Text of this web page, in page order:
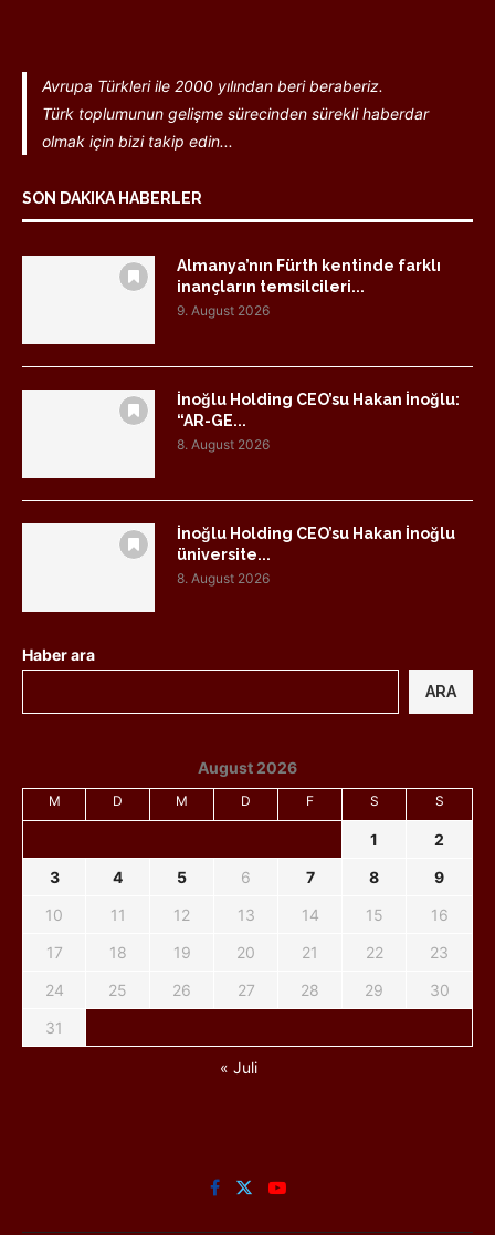
Avrupa Türkleri ile 2000 yılından beri beraberiz.
Türk toplumunun gelişme sürecinden sürekli haberdar
olmak için bizi takip edin...
SON DAKIKA HABERLER
Almanya’nın Fürth kentinde farklı
inançların temsilcileri...
9. August 2026
İnoğlu Holding CEO’su Hakan İnoğlu:
“AR-GE...
8. August 2026
İnoğlu Holding CEO’su Hakan İnoğlu
üniversite...
8. August 2026
Haber ara
ARA
August 2026
M D M D F S S
1
2
3
4 5 6 7 8
9
10
11 12 13 14 15
16
17
18 19 20 21 22
23
24
25 26 27 28 29
30
31
« Juli